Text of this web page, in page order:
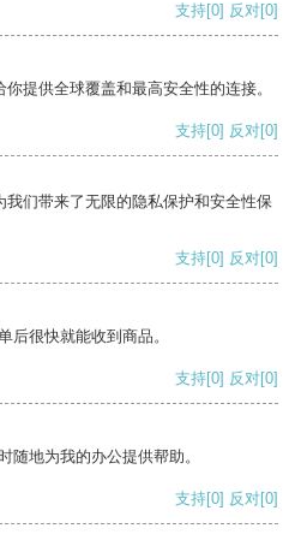
支持[0] 反对[0]
提供全球覆盖和最高安全性的连接。
支持[0] 反对[0]
们带来了无限的隐私保护和安全性保
支持[0] 反对[0]
后很快就能收到商品。
支持[0] 反对[0]
随地为我的办公提供帮助。
支持[0] 反对[0]